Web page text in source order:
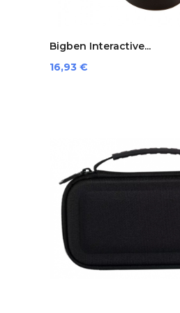
Bigben Interactive...
Prezzo
16,93 €